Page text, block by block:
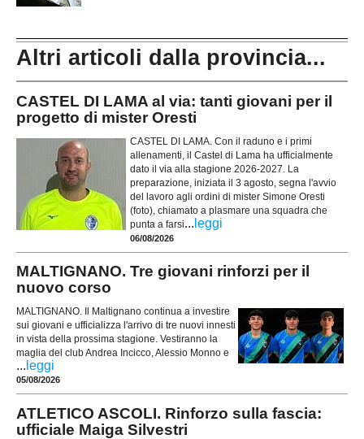
Altri articoli dalla provincia...
CASTEL DI LAMA al via: tanti giovani per il
progetto di mister Oresti
CASTEL DI LAMA. Con il raduno e i primi
allenamenti, il Castel di Lama ha ufficialmente
dato il via alla stagione 2026-2027. La
preparazione, iniziata il 3 agosto, segna l'avvio
del lavoro agli ordini di mister Simone Oresti
(foto), chiamato a plasmare una squadra che
punta a farsi... leggi
06/08/2026
MALTIGNANO. Tre giovani rinforzi per il
nuovo corso
MALTIGNANO. Il Maltignano continua a investire
sui giovani e ufficializza l'arrivo di tre nuovi innesti
in vista della prossima stagione. Vestiranno la
maglia del club Andrea Incicco, Alessio Monno e
... leggi
05/08/2026
ATLETICO ASCOLI. Rinforzo sulla fascia:
ufficiale Maiga Silvestri